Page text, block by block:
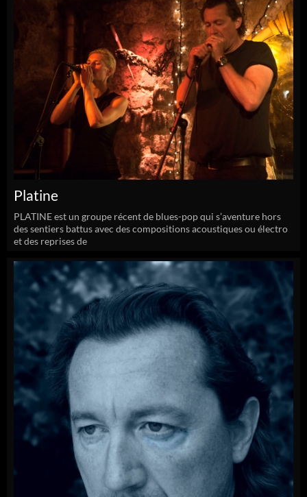
Platine
PLATINE est un groupe récent de blues-pop qui s’aventure hors
des sentiers battus avec des compositions acoustiques ou électro
et des reprises de